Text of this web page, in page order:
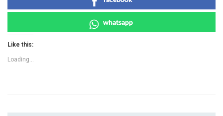
whatsapp
Like this:
Loading...